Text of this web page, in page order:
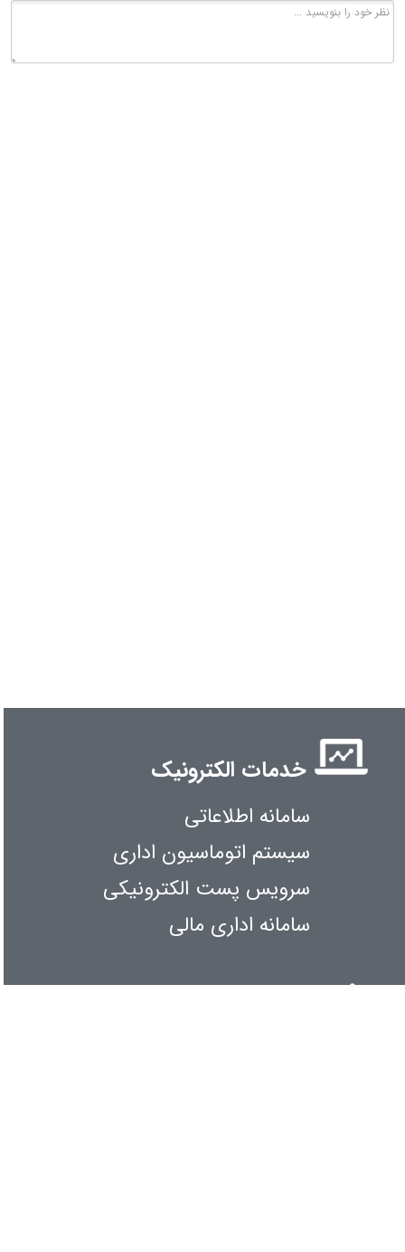
خدمات الکترونیک
سامانه اطلاعاتی
سیستم اتوماسیون اداری
سرویس پست الکترونیکی
سامانه اداری مالی